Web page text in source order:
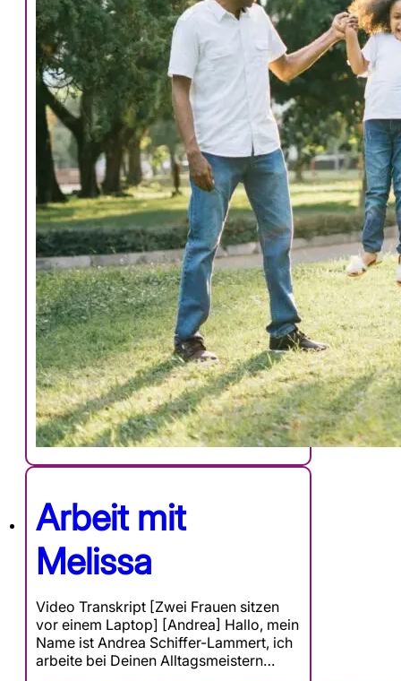
Arbeit mit
Melissa
Video Transkript [Zwei Frauen sitzen
vor einem Laptop] [Andrea] Hallo, mein
Name ist Andrea Schiffer-Lammert, ich
arbeite bei Deinen Alltagsmeistern…